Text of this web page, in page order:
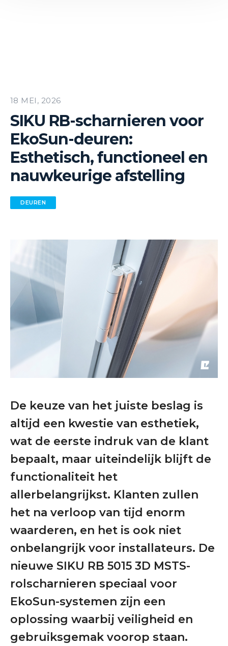
18 MEI, 2026
SIKU RB-scharnieren voor
EkoSun-deuren:
Esthetisch, functioneel en
nauwkeurige afstelling
DEUREN
De keuze van het juiste beslag is
altijd een kwestie van esthetiek,
wat de eerste indruk van de klant
bepaalt, maar uiteindelijk blijft de
functionaliteit het
allerbelangrijkst. Klanten zullen
het na verloop van tijd enorm
waarderen, en het is ook niet
onbelangrijk voor installateurs. De
nieuwe SIKU RB 5015 3D MSTS-
rolscharnieren speciaal voor
EkoSun-systemen zijn een
oplossing waarbij veiligheid en
gebruiksgemak voorop staan.